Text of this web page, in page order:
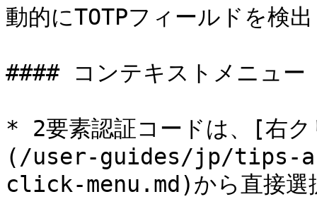
動的にTOTPフィールドを検
#### コンテキストメニュー
* 2要素認証コードは、[右
(/user-guides/jp/
click-menu.md)から直接選